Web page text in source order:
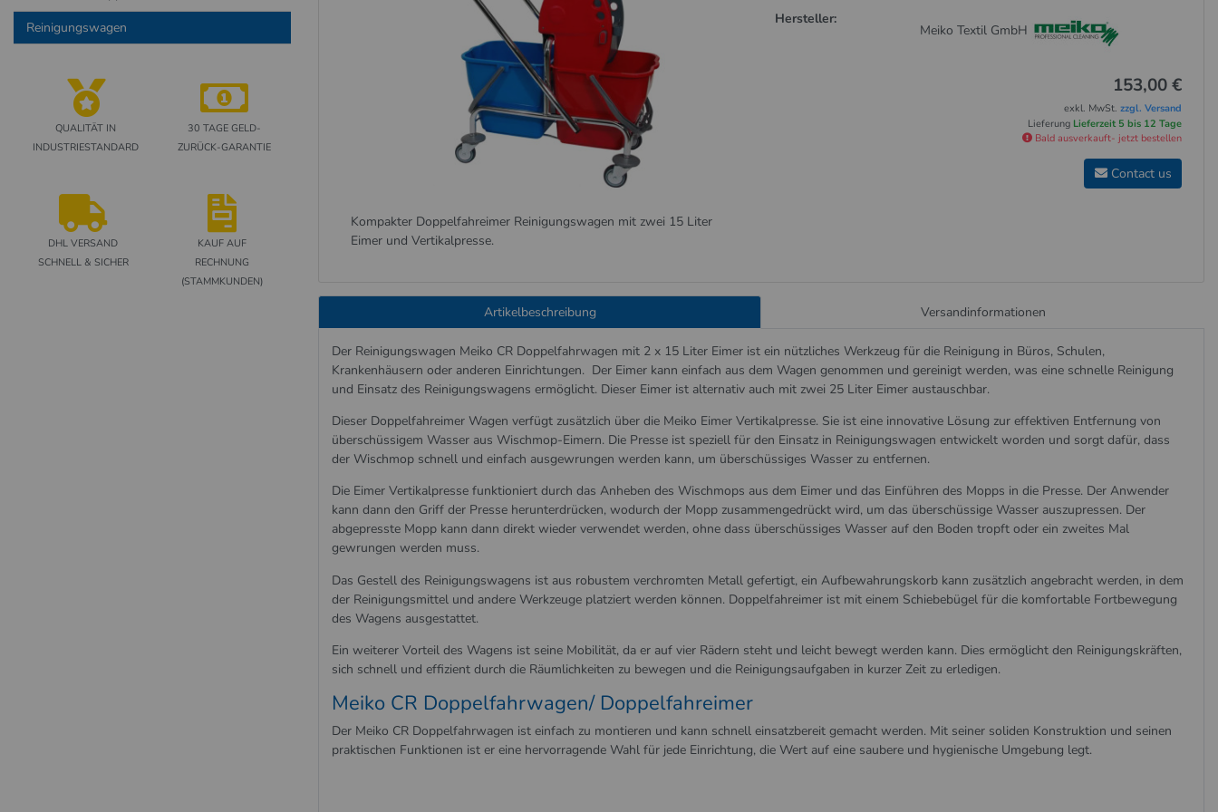
Kompakter Doppelfahreimer Reinigungswagen mit zwei 15 Liter
Eimer und Vertikalpresse.
Hersteller:
Meiko Textil GmbH
153,00 €
exkl. MwSt.zzgl. Versand
Lieferung Lieferzeit 5 bis 12 Tage
Bald ausverkauft- jetzt bestellen
Contact us
Artikelbeschreibung Versandinformationen
Der Reinigungswagen Meiko CR Doppelfahrwagen mit 2 x 15 Liter Eimer ist ein nützliches Werkzeug für die Reinigung in Büros, Schulen,
Krankenhäusern oder anderen Einrichtungen. Der Eimer kann einfach aus dem Wagen genommen und gereinigt werden, was eine schnelle Reinigung
und Einsatz des Reinigungswagens ermöglicht. Dieser Eimer ist alternativ auch mit zwei 25 Liter Eimer austauschbar.
Dieser Doppelfahreimer Wagen verfügt zusätzlich über die Meiko Eimer Vertikalpresse. Sie ist eine innovative Lösung zur effektiven Entfernung von
überschüssigem Wasser aus Wischmop-Eimern. Die Presse ist speziell für den Einsatz in Reinigungswagen entwickelt worden und sorgt dafür, dass
der Wischmop schnell und einfach ausgewrungen werden kann, um überschüssiges Wasser zu entfernen.
Die Eimer Vertikalpresse funktioniert durch das Anheben des Wischmops aus dem Eimer und das Einführen des Mopps in die Presse. Der Anwender
kann dann den Griff der Presse herunterdrücken, wodurch der Mopp zusammengedrückt wird, um das überschüssige Wasser auszupressen. Der
abgepresste Mopp kann dann direkt wieder verwendet werden, ohne dass überschüssiges Wasser auf den Boden tropft oder ein zweites Mal
gewrungen werden muss.
Das Gestell des Reinigungswagens ist aus robustem verchromten Metall gefertigt, ein Aufbewahrungskorb kann zusätzlich angebracht werden, in dem
der Reinigungsmittel und andere Werkzeuge platziert werden können. Doppelfahreimer ist mit einem Schiebebügel für die komfortable Fortbewegung
des Wagens ausgestattet.
Ein weiterer Vorteil des Wagens ist seine Mobilität, da er auf vier Rädern steht und leicht bewegt werden kann. Dies ermöglicht den Reinigungskräften,
sich schnell und effizient durch die Räumlichkeiten zu bewegen und die Reinigungsaufgaben in kurzer Zeit zu erledigen.
Meiko CR Doppelfahrwagen/ Doppelfahreimer
Der Meiko CR Doppelfahrwagen ist einfach zu montieren und kann schnell einsatzbereit gemacht werden. Mit seiner soliden Konstruktion und seinen
praktischen Funktionen ist er eine hervorragende Wahl für jede Einrichtung, die Wert auf eine saubere und hygienische Umgebung legt.
Reinigungswagen
QUALITÄT IN
INDUSTRIESTANDARD
30 TAGE GELD-
ZURÜCK-GARANTIE
DHL VERSAND
SCHNELL & SICHER
KAUF AUF
RECHNUNG
(STAMMKUNDEN)